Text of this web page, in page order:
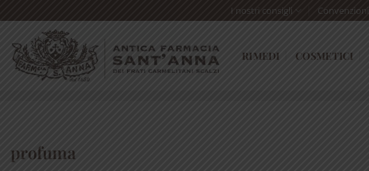
to
content
I nostri consigli Convenzioni
RIMEDI COSMETICI
profuma